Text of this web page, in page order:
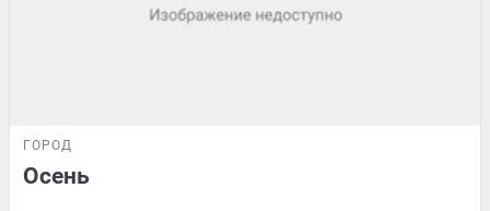
ГОРОД
Осень